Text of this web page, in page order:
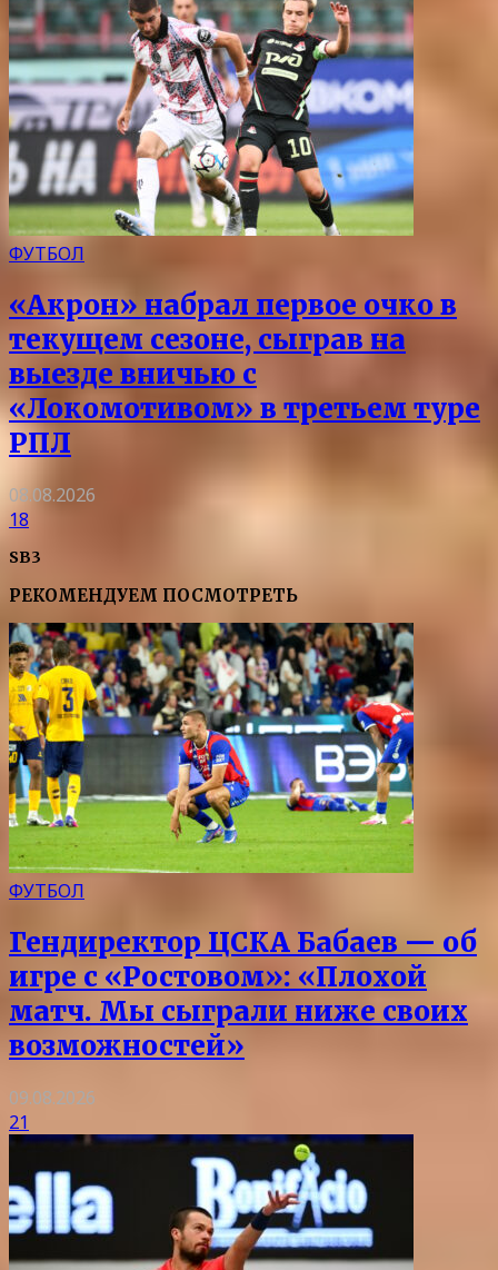
ФУТБОЛ
«Акрон» набрал первое очко в
текущем сезоне, сыграв на
выезде вничью с
«Локомотивом» в третьем туре
РПЛ
08.08.2026
18
SB3
РЕКОМЕНДУЕМ ПОСМОТРЕТЬ
ФУТБОЛ
Гендиректор ЦСКА Бабаев — об
игре с «Ростовом»: «Плохой
матч. Мы сыграли ниже своих
возможностей»
09.08.2026
21